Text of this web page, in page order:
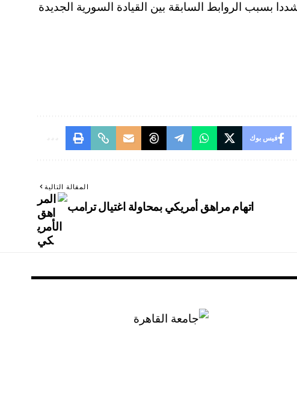
بسبب الروابط السابقة بين القيادة السورية الجديدة
فيس بوك
المقالة التالية
اتهام مراهق أمريكي بمحاولة اغتيال ترامب